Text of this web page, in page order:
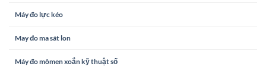
Máy đo lực kéo
May đo ma sát lon
Máy đo mômen xoắn kỹ thuật số